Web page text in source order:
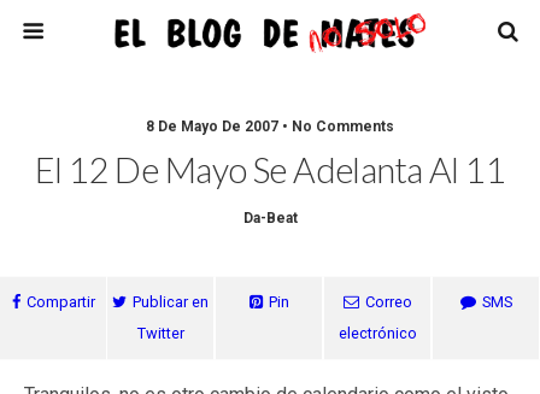
8 De Mayo De 2007 • No Comments
El 12 De Mayo Se Adelanta Al 11
Da-Beat
Compartir
Publicar en
Twitter
Pin
Correo
electrónico
SMS